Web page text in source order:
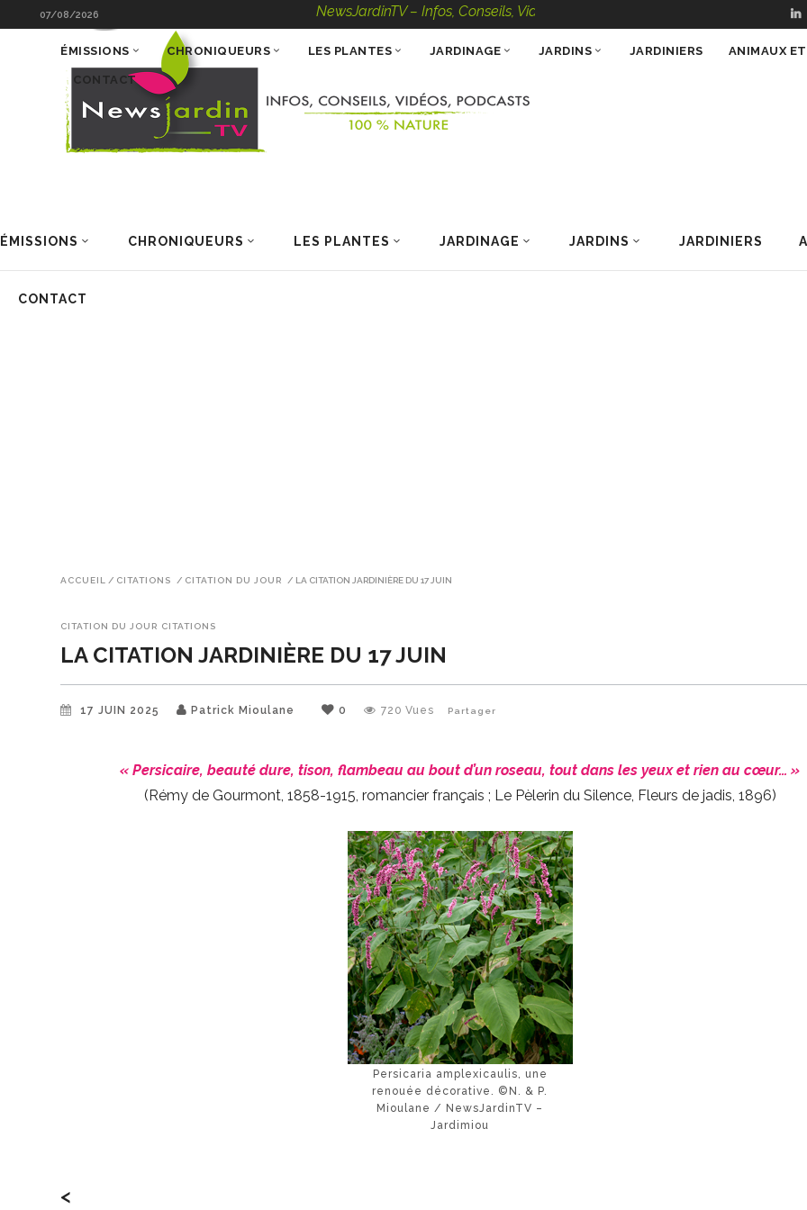
07/08/2026 NewsJardinTV – Infos, Conseils, Vidéos, Podcasts – 100 % Nature
ÉMISSIONS CHRONIQUEURS LES PLANTES JARDINAGE JARDINS JARDINIERS
CONTACT
ÉMISSIONS CHRONIQUEURS LES PLANTES JARDINAGE JARDINS JARDINIERS ANIMAUX
CONTACT
ACCUEIL / CITATIONS / CITATION DU JOUR / LA CITATION JARDINIÈRE DU 17 JUIN
CITATION DU JOUR CITATIONS
LA CITATION JARDINIÈRE DU 17 JUIN
17 JUIN 2025 Patrick Mioulane 0 720 Vues Partager
« Persicaire, beauté dure, tison, flambeau au bout d’un roseau, tout dans les yeux et rien au cœur… »
(Rémy de Gourmont, 1858-1915, romancier français ; Le Pèlerin du Silence, Fleurs de jadis, 1896)
Persicaria amplexicaulis, une
renouée décorative. ©N. & P.
Mioulane / NewsJardinTV –
Jardimiou
<